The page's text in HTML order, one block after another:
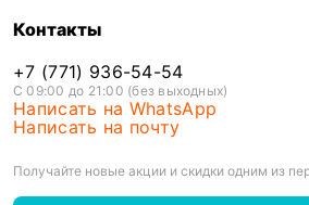
Контакты
+7 (771) 936-54-54
С 09:00 до 21:00 (без выходных)
Написать на WhatsApp
Написать на почту
Получайте новые акции и скидки одним из